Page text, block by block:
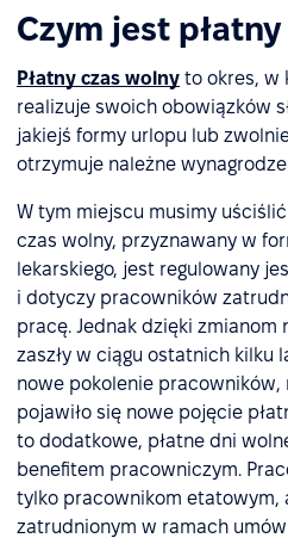
Czym jest
Płatny czas wolny to okres, w
realizuje swoich obowiązków
jakiejś formy urlopu lub
otrzymuje należne
W tym miejscu musimy
czas wolny, przyznawany w
lekarskiego, jest regulowany
i dotyczy pracowników
pracę. Jednak dzięki zmianom
zaszły w ciągu ostatnich kilku
nowe pokolenie pracowników,
pojawiło się nowe pojęcie
to dodatkowe, płatne dni
benefitem pracowniczym.
tylko pracownikom etatowym,
zatrudnionym w ramach